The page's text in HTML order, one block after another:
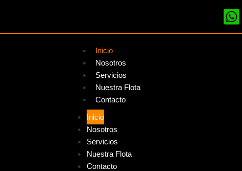
Inicio
Nosotros
Servicios
Nuestra Flota
Contacto
Inicio
Nosotros
Servicios
Nuestra Flota
Contacto